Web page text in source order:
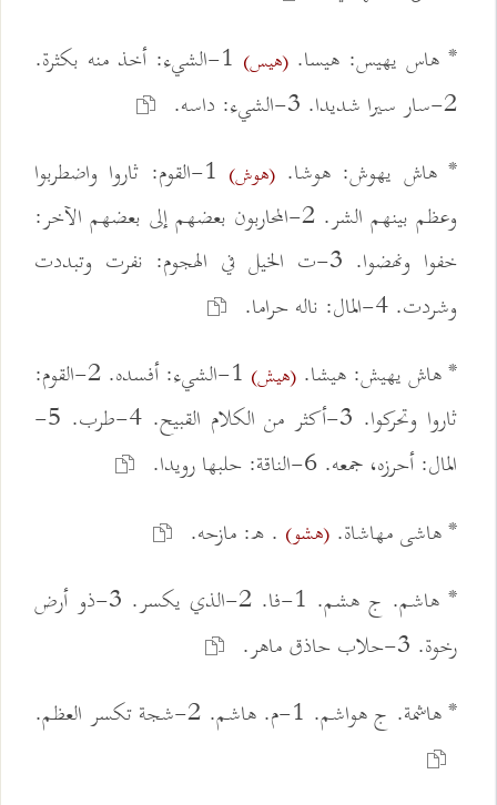
* هاس يهيس: هيسا.(هيس)
1-الشيء: أخذ منه بكثرة.
2-سار سيرا شديدا. 3-الشيء: داسه.
* هاش يهوش: هوشا.(هوش)
1-القوم: ثاروا واضطربوا
وعظم بينهم الشر. 2-المحاربون بعضهم إلى بعضهم الآخر:
خفوا ونهضوا. 3-ت الخيل في الهجوم: نفرت وتبددت
وشردت. 4-المال: ناله حراما.
* هاش يهيش: هيشا. (هيش)
1-الشيء: أفسده. 2-القوم:
ثاروا وتحركوا. 3-أكثر من الكلام القبيح. 4-طرب. 5-
المال: أحرزه، جمعه. 6-الناقة: حلبها رويدا.
* هاشى مهاشاة. (هشو) . ه: مازحه.
* هاشم. ج هشم. 1-فا. 2-الذي يكسر. 3-ذو أرض
رخوة. 3-حلاب حاذق ماهر.
* هاشمة. ج هواشم. 1-م. هاشم. 2-شجة تكسر العظم.